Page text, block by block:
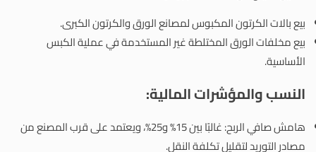
بيع بالات الكرتون المكبوس لمصانع الورق والكرتون الكبرى.
بيع مخلفات الورق المختلطة غير المستخدمة في عملية الكبس
الأساسية.
النسب والمؤشرات المالية:
هامش صافي الربح: غالبًا بين 15% و25%، ويعتمد على قرب المصنع من
مصادر التوريد لتقليل تكلفة النقل.